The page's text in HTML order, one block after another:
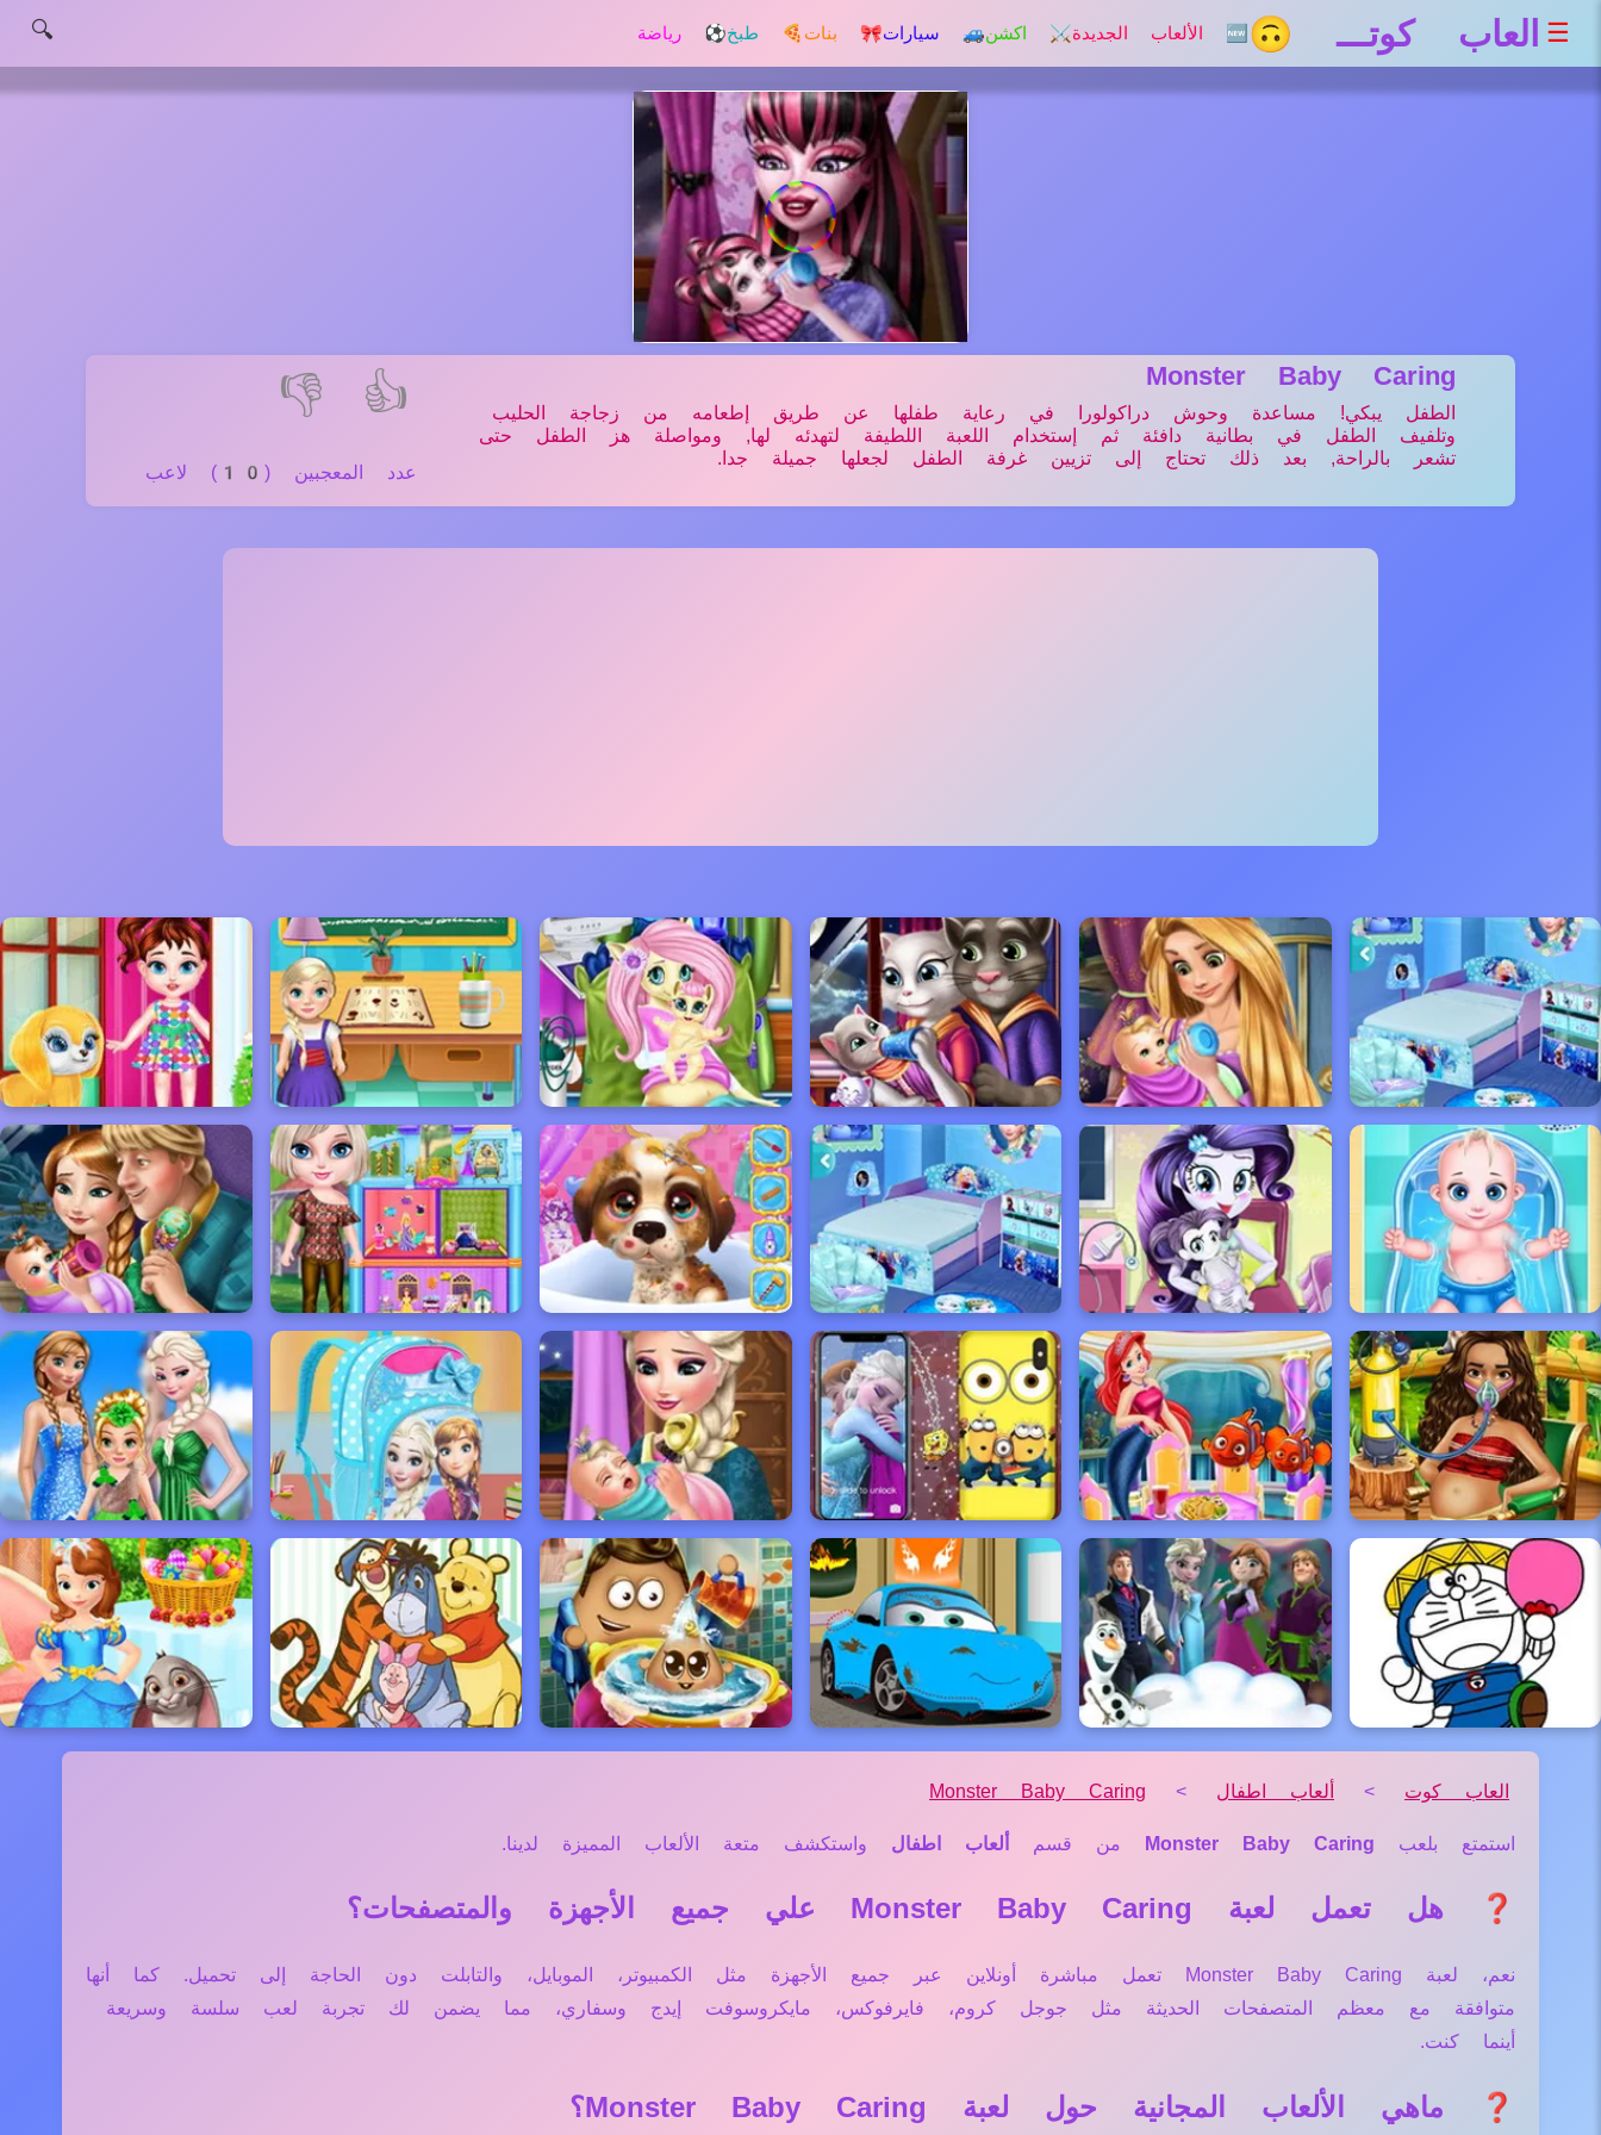
☰ العاب كوتـــ 🙃 🆕 الألعاب الجديدة ⚔️ اكشن🚙 سيارات🎀 بنات 🍕 طبخ⚽ رياضة 🔍
👍
👎
عدد المعجبين (10) لاعب
Monster Baby Caring
الطفل يبكي! مساعدة وحوش دراكولورا في رعاية طفلها عن طريق إطعامه من زجاجة الحليب
وتلفيف الطفل في بطانية دافئة ثم إستخدام اللعبة اللطيفة لتهدئه لها, ومواصلة هز الطفل حتى
تشعر بالراحة, بعد ذلك تحتاج إلى تزيين غرفة الطفل لجعلها جميلة جدا.
العاب كوت > ألعاب اطفال >
Monster Baby Caring
استمتع بلعب Monster Baby Caring من قسم ألعاب اطفال واستكشف متعة الألعاب المميزة لدينا.
❓ هل تعمل لعبة Monster Baby Caring علي جميع الأجهزة والمتصفحات؟
نعم، لعبة Monster Baby Caring تعمل مباشرة أونلاين عبر جميع الأجهزة مثل الكمبيوتر، الموبايل، والتابلت دون الحاجة إلى تحميل. كما أنها
متوافقة مع معظم المتصفحات الحديثة مثل جوجل كروم، فايرفوكس، مايكروسوفت إيدج وسفاري، مما يضمن لك تجربة لعب سلسة وسريعة
أينما كنت.
❓ ماهي الألعاب المجانية حول لعبة Monster Baby Caring؟